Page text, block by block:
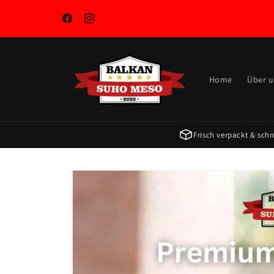
Фејсбукинстаграм
Home Über
Frisch verpackt &
Пређите на